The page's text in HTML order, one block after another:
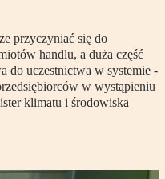
przyczyniać się do
handlu, a duża część
do uczestnictwa w systemie -
w wystąpieniu
klimatu i środowiska